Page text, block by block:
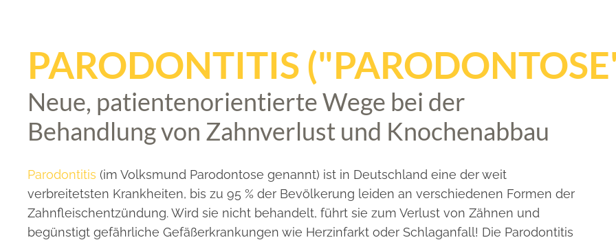
PARODONTITIS
Neue, patientenorientierte Wege bei der
Behandlung von Zahnverlust und Knochenabbau
Parodontitis (im Volksmund Parodontose genannt) ist in Deutschland eine der weit
verbreitetsten Krankheiten, bis zu 95 % der Bevölkerung leiden an verschiedenen Formen der
Zahnfleischentzündung. Wird sie nicht behandelt, führt sie zum Verlust von Zähnen und
begünstigt gefährliche Gefäßerkrankungen wie Herzinfarkt oder Schlaganfall! Die Parodontitis